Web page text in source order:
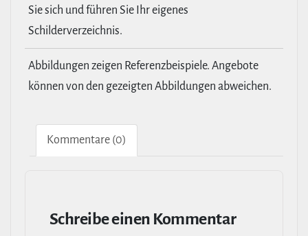
Sie sich und führen Sie Ihr eigenes
Schilderverzeichnis.
Abbildungen zeigen Referenzbeispiele. Angebote
können von den gezeigten Abbildungen abweichen.
Kom­men­tare (0)
Schreibe einen Kommentar